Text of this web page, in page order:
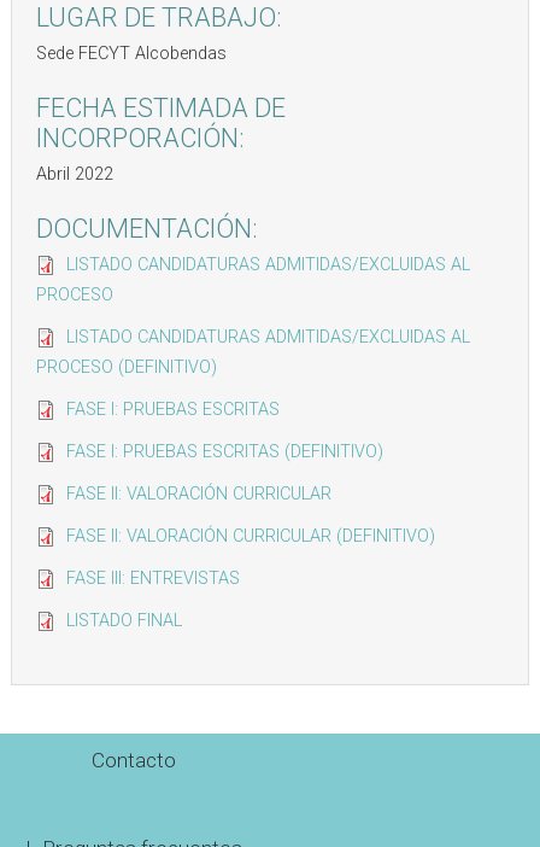
LUGAR DE TRABAJO:
Sede FECYT Alcobendas
FECHA ESTIMADA DE
INCORPORACIÓN:
Abril 2022
DOCUMENTACIÓN:
LISTADO CANDIDATURAS ADMITIDAS/EXCLUIDAS AL
PROCESO
LISTADO CANDIDATURAS ADMITIDAS/EXCLUIDAS AL
PROCESO (DEFINITIVO)
FASE I: PRUEBAS ESCRITAS
FASE I: PRUEBAS ESCRITAS (DEFINITIVO)
FASE II: VALORACIÓN CURRICULAR
FASE II: VALORACIÓN CURRICULAR (DEFINITIVO)
FASE III: ENTREVISTAS
LISTADO FINAL
Contacto